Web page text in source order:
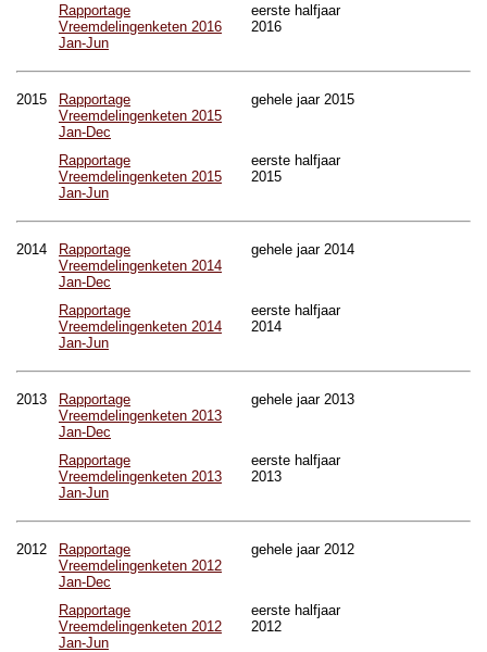
Rapportage
Vreemdelingenketen 2016
Jan-Jun
eerste halfjaar
2016
2015
Rapportage
Vreemdelingenketen 2015
Jan-Dec
gehele jaar 2015
Rapportage
Vreemdelingenketen 2015
Jan-Jun
eerste halfjaar
2015
2014
Rapportage
Vreemdelingenketen 2014
Jan-Dec
gehele jaar 2014
Rapportage
Vreemdelingenketen 2014
Jan-Jun
eerste halfjaar
2014
2013
Rapportage
Vreemdelingenketen 2013
Jan-Dec
gehele jaar 2013
Rapportage
Vreemdelingenketen 2013
Jan-Jun
eerste halfjaar
2013
2012
Rapportage
Vreemdelingenketen 2012
Jan-Dec
gehele jaar 2012
Rapportage
Vreemdelingenketen 2012
Jan-Jun
eerste halfjaar
2012